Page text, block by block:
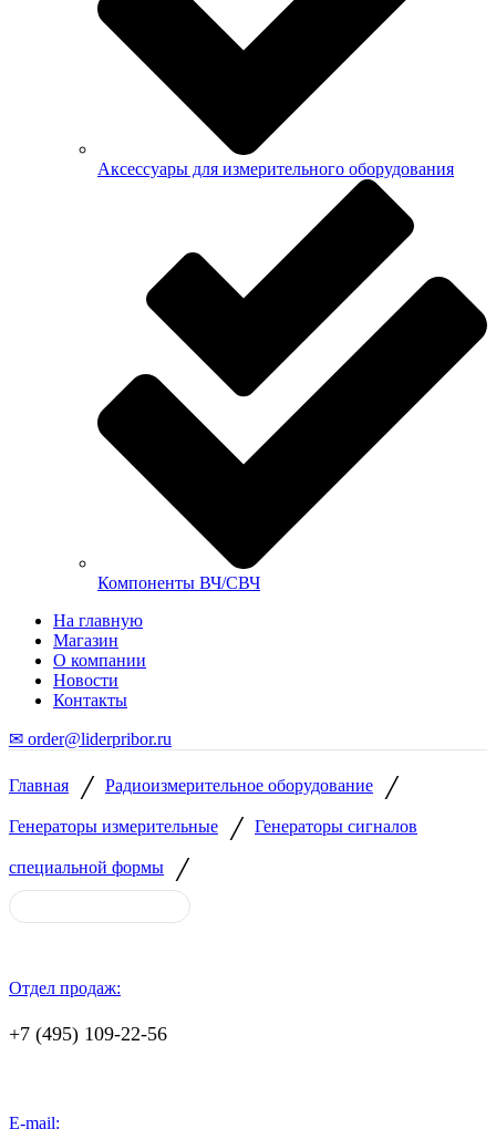
Аксессуары для измерительного оборудования
Компоненты ВЧ/СВЧ
На главную
Магазин
О компании
Новости
Контакты
✉ order@liderpribor.ru
Главная / Радиоизмерительное оборудование /
Генераторы измерительные / Генераторы cигналов
специальной формы /
Отдел продаж:
+7 (495) 109-22-56
E-mail: